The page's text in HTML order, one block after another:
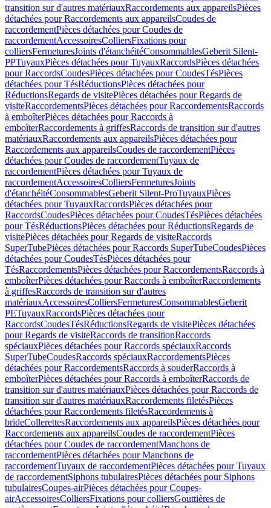
transition sur d'autres matériauxRaccordements aux appareilsPièces
détachées pour Raccordements aux appareilsCoudes de
raccordementPièces détachées pour Coudes de
raccordementAccessoiresColliersFixations pour
colliersFermeturesJoints d'étanchéitéConsommablesGeberit Silent-
PPTuyauxPièces détachées pour TuyauxRaccordsPièces détachées
pour RaccordsCoudesPièces détachées pour CoudesTésPièces
détachées pour TésRéductionsPièces détachées pour
RéductionsRegards de visitePièces détachées pour Regards de
visiteRaccordementsPièces détachées pour RaccordementsRaccords
à emboîterPièces détachées pour Raccords à
emboîterRaccordements à griffesRaccords de transition sur d'autres
matériauxRaccordements aux appareilsPièces détachées pour
Raccordements aux appareilsCoudes de raccordementPièces
détachées pour Coudes de raccordementTuyaux de
raccordementPièces détachées pour Tuyaux de
raccordementAccessoiresColliersFermeturesJoints
d'étanchéitéConsommablesGeberit Silent-ProTuyauxPièces
détachées pour TuyauxRaccordsPièces détachées pour
RaccordsCoudesPièces détachées pour CoudesTésPièces détachées
pour TésRéductionsPièces détachées pour RéductionsRegards de
visitePièces détachées pour Regards de visiteRaccords
SuperTubePièces détachées pour Raccords SuperTubeCoudesPièces
détachées pour CoudesTésPièces détachées pour
TésRaccordementsPièces détachées pour RaccordementsRaccords à
emboîterPièces détachées pour Raccords à emboîterRaccordements
à griffesRaccords de transition sur d'autres
matériauxAccessoiresColliersFermeturesConsommablesGeberit
PETuyauxRaccordsPièces détachées pour
RaccordsCoudesTésRéductionsRegards de visitePièces détachées
pour Regards de visiteRaccords de transitionRaccords
spéciauxPièces détachées pour Raccords spéciauxRaccords
SuperTubeCoudesRaccords spéciauxRaccordementsPièces
détachées pour RaccordementsRaccords à souderRaccords à
emboîterPièces détachées pour Raccords à emboîterRaccords de
transition sur d'autres matériauxPièces détachées pour Raccords de
transition sur d'autres matériauxRaccordements filetésPièces
détachées pour Raccordements filetésRaccordements à
brideCollerettesRaccordements aux appareilsPièces détachées pour
Raccordements aux appareilsCoudes de raccordementPièces
détachées pour Coudes de raccordementManchons de
raccordementPièces détachées pour Manchons de
raccordementTuyaux de raccordementPièces détachées pour Tuyaux
de raccordementSiphons tubulairesPièces détachées pour Siphons
tubulairesCoupes-airPièces détachées pour Coupes-
airAccessoiresColliersFixations pour colliersGouttières de